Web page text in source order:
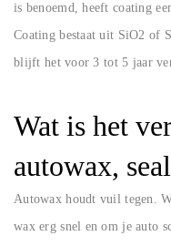
is benoemd, heeft coating
Coating bestaat uit SiO2 of
blijft het voor 3 tot 5 jaar
Wat is het
autowax,
Autowax houdt vuil tegen.
wax erg snel en om je auto